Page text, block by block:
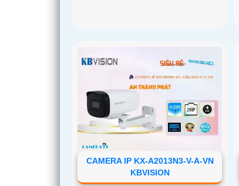
CAMERA IP KX-A2013N3-V-A-VN
KBVISION